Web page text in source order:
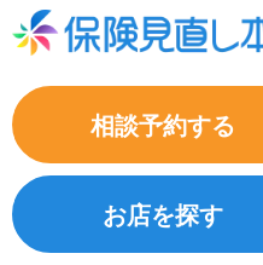
相談予約する
お店を探す